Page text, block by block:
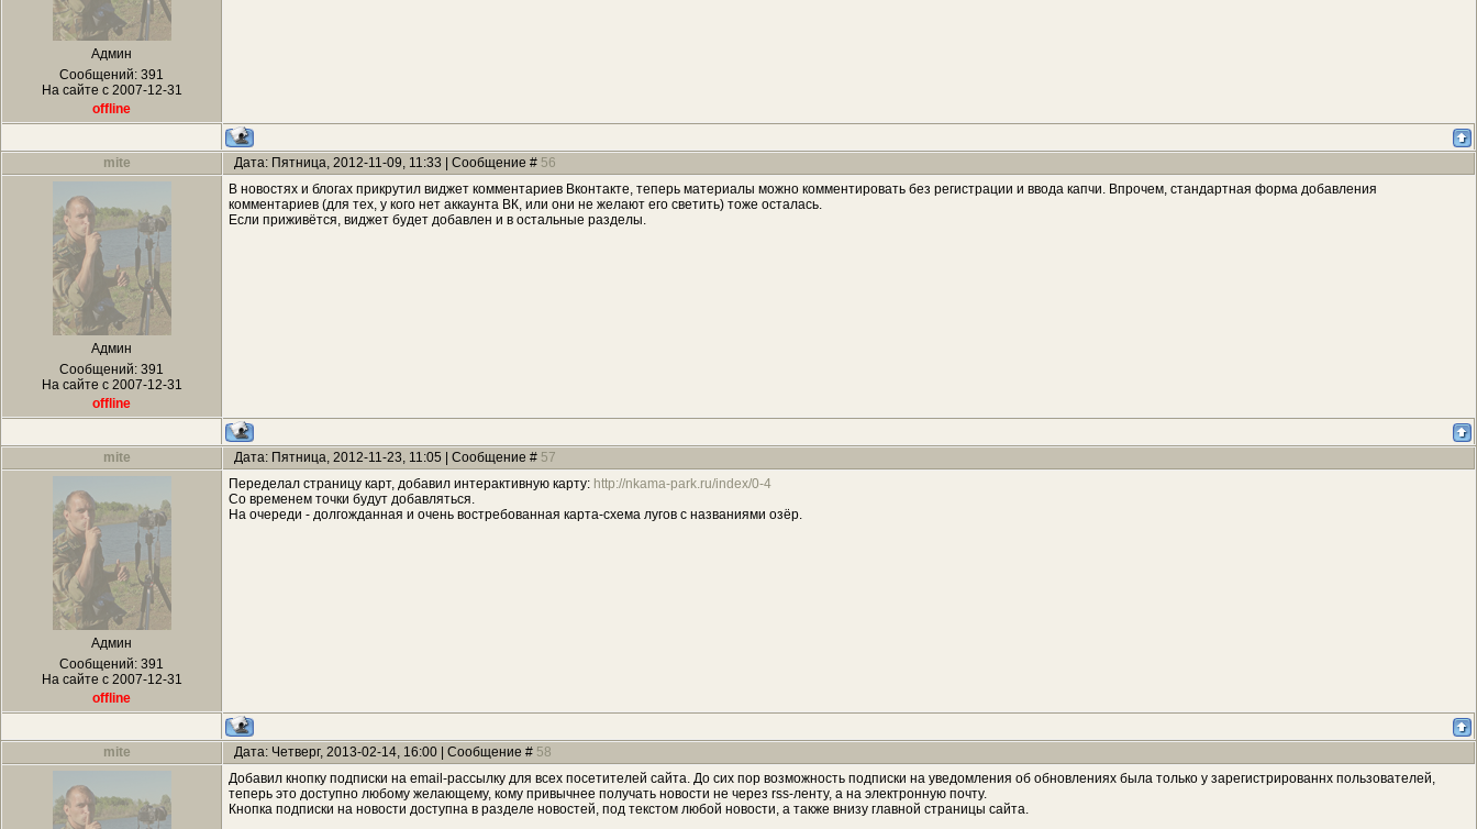
Админ
Сообщений: 391
На сайте с 2007-12-31
offline
mite Дата: Пятница, 2012-11-09, 11:33 | Сообщение # 56
Админ
Сообщений: 391
На сайте с 2007-12-31
offline
В новостях и блогах прикрутил виджет комментариев Вконтакте, теперь материалы можно комментировать без регистрации и ввода капчи. Впрочем, стандартная форма добавления
комментариев (для тех, у кого нет аккаунта ВК, или они не желают его светить) тоже осталась.
Если приживётся, виджет будет добавлен и в остальные разделы.
mite Дата: Пятница, 2012-11-23, 11:05 | Сообщение # 57
Админ
Сообщений: 391
На сайте с 2007-12-31
offline
Переделал страницу карт, добавил интерактивную карту: http://nkama-park.ru/index/0-4
Со временем точки будут добавляться.
На очереди - долгожданная и очень востребованная карта-схема лугов с названиями озёр.
mite Дата: Четверг, 2013-02-14, 16:00 | Сообщение # 58
Добавил кнопку подписки на email-рассылку для всех посетителей сайта. До сих пор возможность подписки на уведомления об обновлениях была только у зарегистрированнх пользователей,
теперь это доступно любому желающему, кому привычнее получать новости не через rss-ленту, а на электронную почту.
Кнопка подписки на новости доступна в разделе новостей, под текстом любой новости, а также внизу главной страницы сайта.